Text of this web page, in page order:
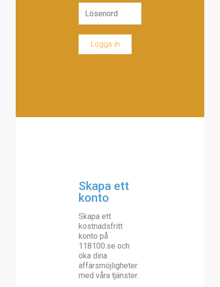
Skapa ett
konto
Skapa ett
kostnadsfritt
konto på
118100.se och
öka dina
affärsmöjligheter
med våra tjänster.